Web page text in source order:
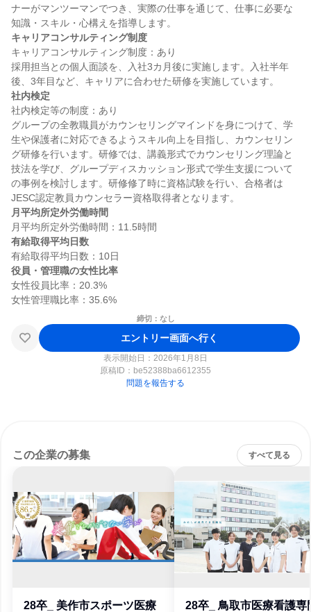
ナーがマンツーマンでつき、実際の仕事を通じて、仕事に必要な
キャリアコンサルティング制度
キャリアコンサルティング制度：あり
採用担当との個人面談を、入社3カ月後に実施します。入社半年
社内検定
社内検定等の制度：あり
グループの全教職員がカウンセリングマインドを身につけて、学
生や保護者に対応できるようスキル向上を目指し、カウンセリン
グ研修を行います。研修では、講義形式でカウンセリング理論と
技法を学び、グループディスカッション形式で学生支援について
の事例を検討します。研修修了時に資格試験を行い、合格者は
月平均所定外労働時間
有給取得平均日数
役員・管理職の女性比率
女性役員比率：20.3%
締切：なし
エントリー画面へ行く
表示開始日：2026年1月8日
原稿ID： be52388ba6612355
問題を報告する
この企業の募集 すべて見る
28卒_ 美作市スポーツ医療
28卒_ 鳥取市医療看護専